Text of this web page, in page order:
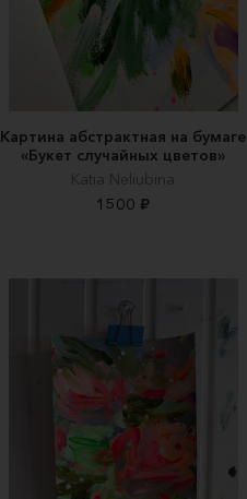
Картина абстрактная на бумаге
«Букет случайных цветов»
Katia Neliubina
1500 ₽